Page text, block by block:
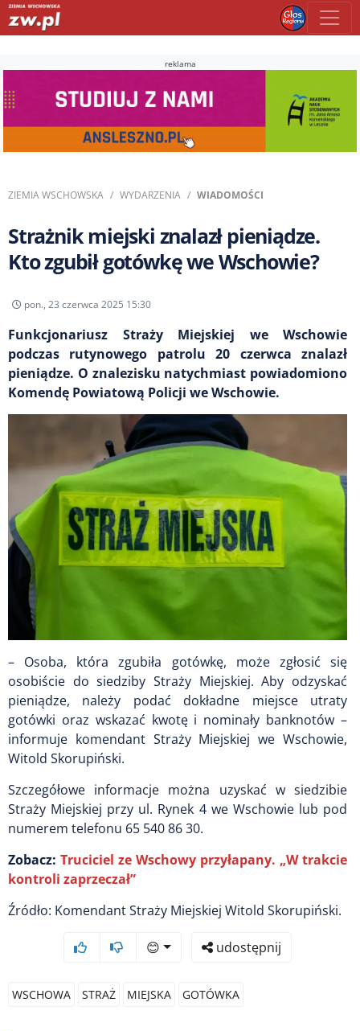
reklama
ZIEMIA WSCHOWSKA WYDARZENIA WIADOMOŚCI
Strażnik miejski znalazł pieniądze.
Kto zgubił gotówkę we Wschowie?
pon., 23 czerwca 2025 15:30
Funkcjonariusz Straży Miejskiej we Wschowie
podczas rutynowego patrolu 20 czerwca znalazł
pieniądze. O znalezisku natychmiast powiadomiono
Komendę Powiatową Policji we Wschowie.
– Osoba, która zgubiła gotówkę, może zgłosić się
osobiście do siedziby Straży Miejskiej. Aby odzyskać
pieniądze, należy podać dokładne miejsce utraty
gotówki oraz wskazać kwotę i nominały banknotów –
informuje komendant Straży Miejskiej we Wschowie,
Witold Skorupiński.
Szczegółowe informacje można uzyskać w siedzibie
Straży Miejskiej przy ul. Rynek 4 we Wschowie lub pod
numerem telefonu 65 540 86 30.
Zobacz: Truciciel ze Wschowy przyłapany. „W trakcie
kontroli zaprzeczał”
Źródło: Komendant Straży Miejskiej Witold Skorupiński.
😊 udostępnij
WSCHOWA STRAŻ MIEJSKA GOTÓWKA